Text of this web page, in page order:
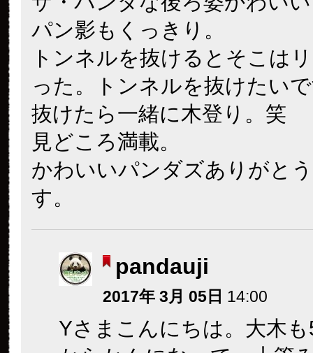
パン影もくっきり。
トンネルを抜けるとそこは
った。トンネルを抜けたい
抜けたら一緒に木登り。笑
見どころ満載。
かわいいパンダズありがと
す。
pandauji
2017年 3月 05日 14:00
Yさまこんにちは。大木